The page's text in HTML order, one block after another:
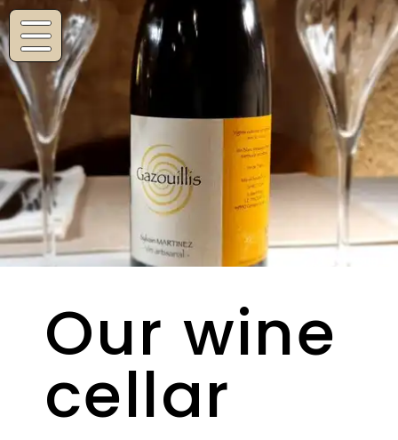
Our wine
cellar
Navigated to Our wine cellar